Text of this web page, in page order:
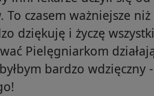
czasem ważniejsze niż
dziękuję i życzę
Pielęgniarkom
bardzo wdzięczny